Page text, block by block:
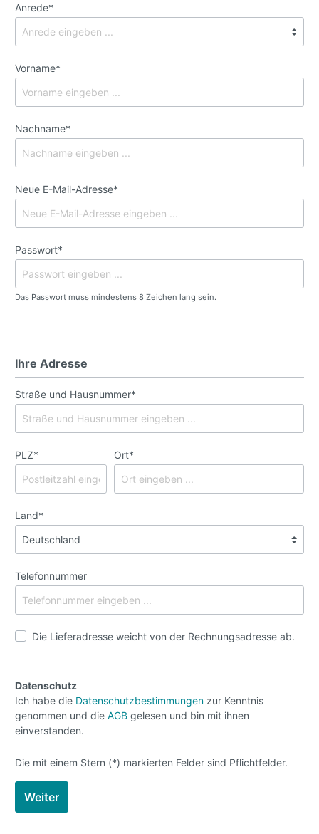
Anrede*
Vorname*
Nachname*
Neue E-Mail-Adresse*
Passwort*
Das Passwort muss mindestens 8 Zeichen lang sein.
Ihre Adresse
Straße und Hausnummer*
PLZ* Ort*
Land*
Telefonnummer
Die Lieferadresse weicht von der Rechnungsadresse ab.
Datenschutz
Ich habe die Datenschutzbestimmungen zur Kenntnis
genommen und die AGB gelesen und bin mit ihnen
einverstanden.
Die mit einem Stern (*) markierten Felder sind Pflichtfelder.
Weiter